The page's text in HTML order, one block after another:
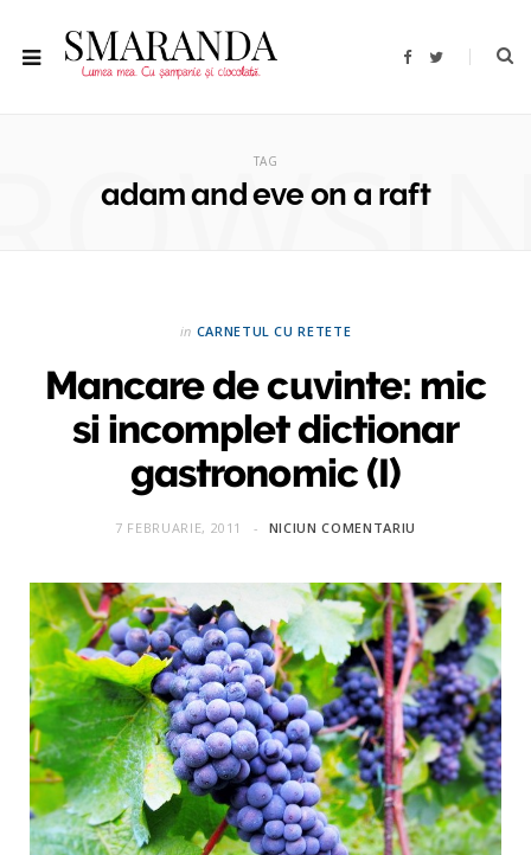
F
T
TAG
adam and eve on a raft
in CARNETUL CU RETETE
Mancare de cuvinte: mic
si incomplet dictionar
gastronomic (I)
7 FEBRUARIE, 2011 NICIUN COMENTARIU